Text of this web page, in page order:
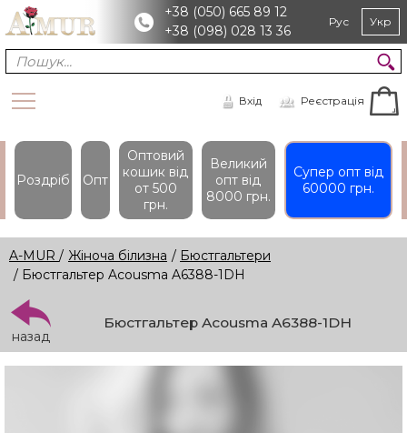
+38 (050) 665 89 12
+38 (098) 028 13 36
Рус Укр
Вхід Реєстрація
Роздріб Опт
Оптовий
кошик вiд
от 500
грн.
Великий
опт вiд
8000 грн.
Супер опт вiд
60000 грн.
A-MUR / Жіноча білизна / Бюстгальтери
/ Бюстгальтер Acousma A6388-1DH
назад
Бюстгальтер Acousma A6388-1DH